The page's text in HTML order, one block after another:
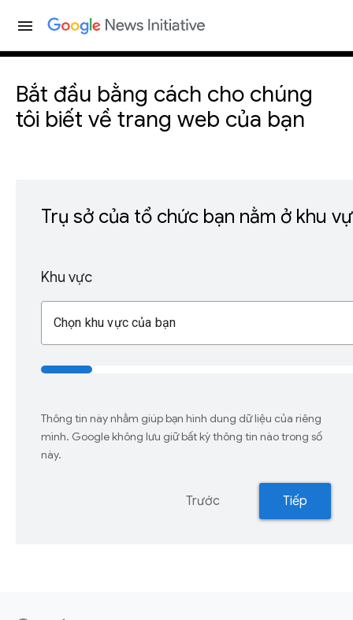
menu
Bắt đầu bằng cách cho chúng
tôi biết về trang web của bạn
Trụ sở của tổ chức bạn nằm ở khu
Khu vực
Chọn khu vực của bạn
Thông tin này nhằm giúp bạn hình dung dữ liệu của riêng
mình. Google không lưu giữ bất kỳ thông tin nào trong số
này.
Trước Tiếp